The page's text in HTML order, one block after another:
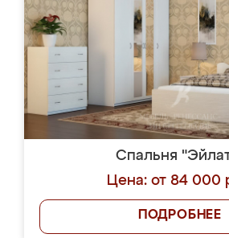
Спальня
Цена: от 84 000
ПОДРОБНЕЕ